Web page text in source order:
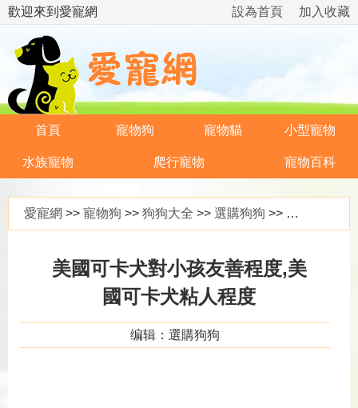
歡迎來到愛寵網 加入收藏
設為首頁
首頁 寵物狗 寵物貓 小型寵物
水族寵物 爬行寵物 寵物百科
愛寵網 >> 寵物狗 >> 狗狗大全 >> 選購狗狗 >> 美國可卡犬對小孩友善程度,美國可卡犬粘人程度
美國可卡犬對小孩友善程度,美
國可卡犬粘人程度
编辑：選購狗狗